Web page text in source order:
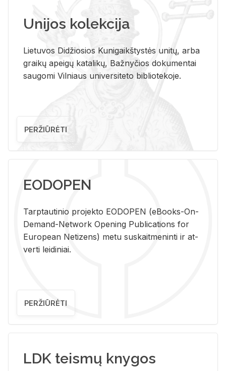
Unijos kolekcija
Lietuvos Didžiosios Kunigaikštystės unitų, arba
graikų apeigų katalikų, Bažnyčios dokumentai
saugomi Vilniaus universiteto bibliotekoje.
PERŽIŪRĖTI
EODOPEN
Tarp­tau­ti­nio pro­jek­to EO­DO­PEN (eBo­oks-On-
De­mand-Ne­twork Ope­ning Pub­li­ca­tions for
Eu­ro­pe­an Ne­ti­zens) metu su­skait­me­nin­ti ir at­
ver­ti lei­di­niai.
PERŽIŪRĖTI
LDK teismų knygos